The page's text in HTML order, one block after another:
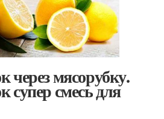
через мясорубку.
супер смесь для